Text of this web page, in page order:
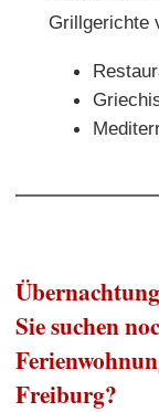
Grillgerichte
Sie suchen
Freiburg?